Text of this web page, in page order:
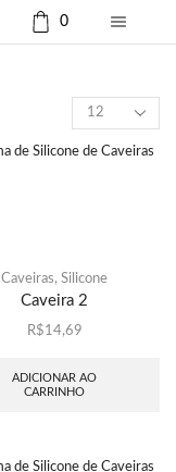
0
Produtos
página
Caveiras, Silicone
Caveira 2
R$14,69
ADICIONAR AO
CARRINHO